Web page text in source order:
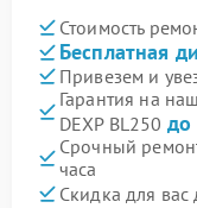
Стоимость
Бесплатная
Привезем и
Гарантия на
DEXP BL250 до
Срочный
часа
Скидка для вас